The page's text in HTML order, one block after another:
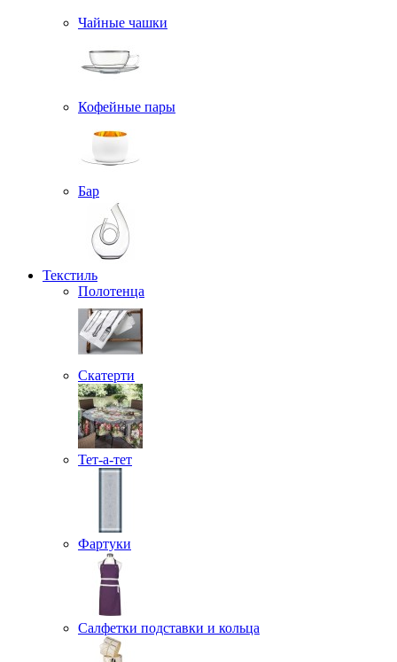
Чайные чашки
Кофейные пары
Бар
Текстиль
Полотенца
Скатерти
Тет-а-тет
Фартуки
Салфетки подставки и кольца